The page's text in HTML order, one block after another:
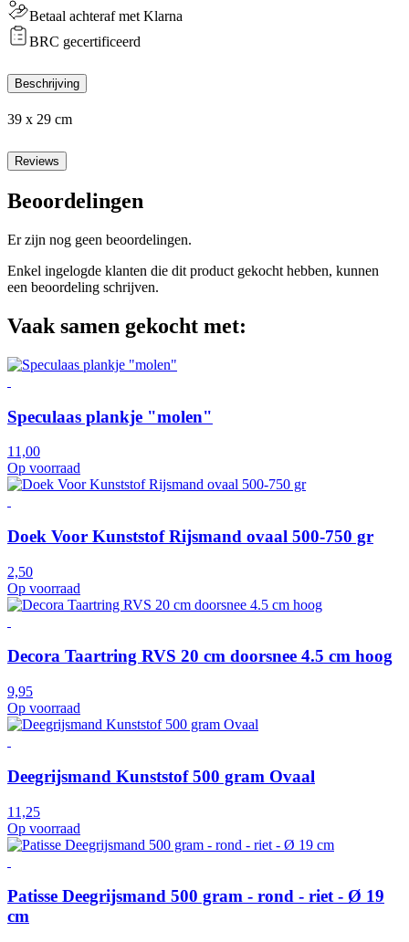
Betaal achteraf met Klarna
BRC gecertificeerd
Beschrijving
39 x 29 cm
Reviews
Beoordelingen
Er zijn nog geen beoordelingen.
Enkel ingelogde klanten die dit product gekocht hebben, kunnen
een beoordeling schrijven.
Vaak samen gekocht met:
Speculaas plankje "molen"
11,00
Op voorraad
Doek Voor Kunststof Rijsmand ovaal 500-750 gr
2,50
Op voorraad
Decora Taartring RVS 20 cm doorsnee 4.5 cm hoog
9,95
Op voorraad
Deegrijsmand Kunststof 500 gram Ovaal
11,25
Op voorraad
Patisse Deegrijsmand 500 gram - rond - riet - Ø 19
cm